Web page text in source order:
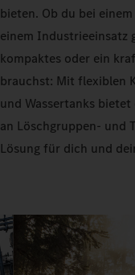
bieten. Ob du bei
einem Industrieeinsatz
kompaktes oder ein
brauchst: Mit flexiblen
und Wassertanks
an Löschgruppen- und
Lösung für dich und